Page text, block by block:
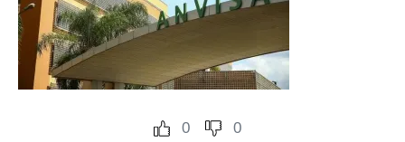
0 0